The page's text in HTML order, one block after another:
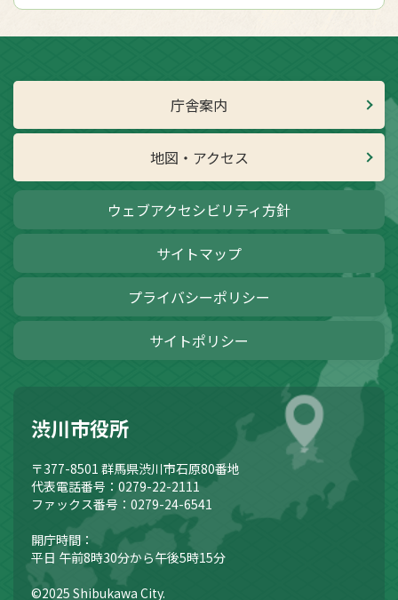
庁舎案内
地図・アクセス
ウェブアクセシビリティ方針
サイトマップ
プライバシーポリシー
サイトポリシー
渋川市役所
〒377-8501 群馬県渋川市石原80番地
代表電話番号：0279-22-2111
ファックス番号：0279-24-6541
開庁時間：
平日 午前8時30分から午後5時15分
©2025 Shibukawa City.